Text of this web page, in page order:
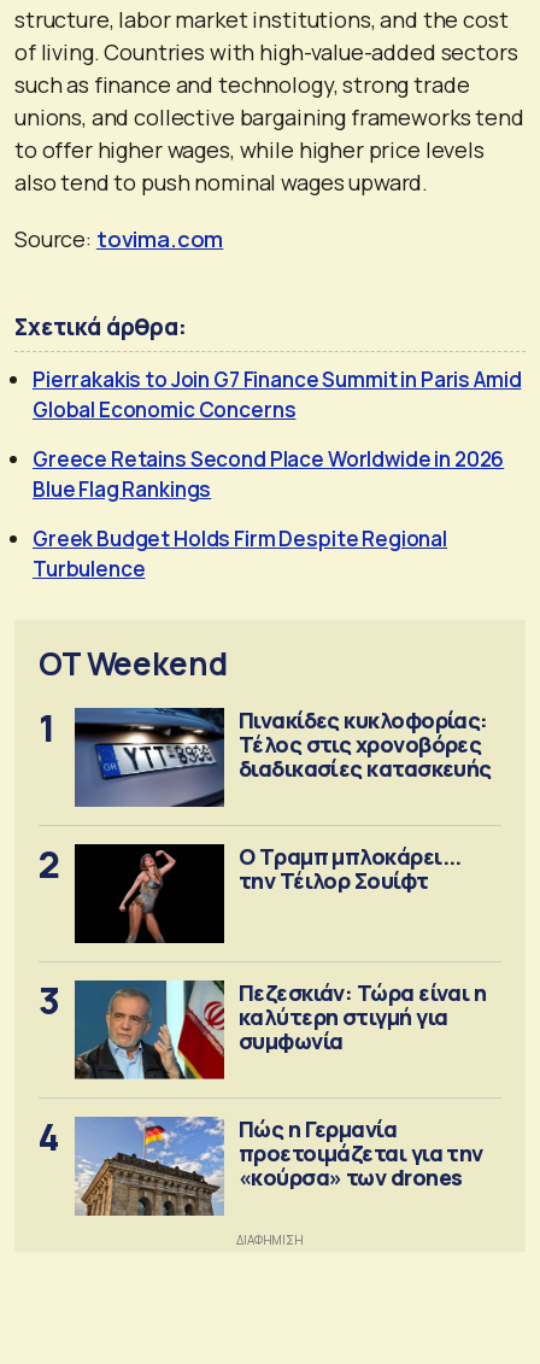
structure, labor market institutions, and the cost
of living. Countries with high-value-added sectors
such as finance and technology, strong trade
unions, and collective bargaining frameworks tend
to offer higher wages, while higher price levels
also tend to push nominal wages upward.
Source: tovima.com
Σχετικά άρθρα:
Pierrakakis to Join G7 Finance Summit in Paris Amid
Global Economic Concerns
Greece Retains Second Place Worldwide in 2026
Blue Flag Rankings
Greek Budget Holds Firm Despite Regional
Turbulence
OT Weekend
1
Πινακίδες κυκλοφορίας:
Τέλος στις χρονοβόρες
διαδικασίες κατασκευής
2
Ο Τραμπ μπλοκάρει...
την Τέιλορ Σουίφτ
3
Πεζεσκιάν: Τώρα είναι η
καλύτερη στιγμή για
συμφωνία
4
Πώς η Γερμανία
προετοιμάζεται για την
«κούρσα» των drones